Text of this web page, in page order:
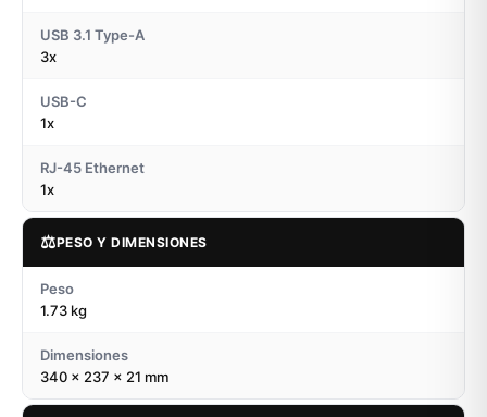
USB 3.1 Type-A
3x
USB-C
1x
RJ-45 Ethernet
1x
⚖️PESO Y DIMENSIONES
Peso
1.73 kg
Dimensiones
340 x 237 x 21 mm